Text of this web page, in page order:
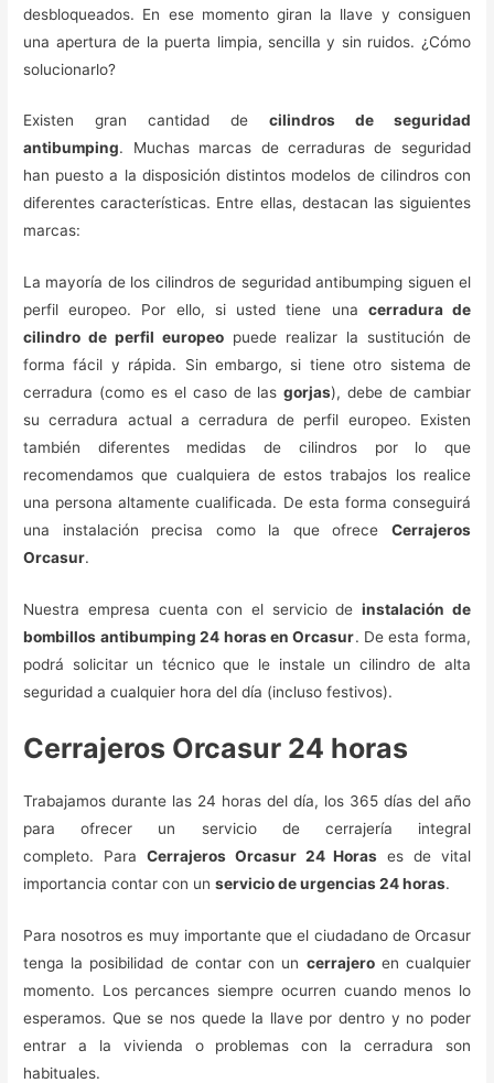
desbloqueados. En ese momento giran la llave y consiguen
una apertura de la puerta limpia, sencilla y sin ruidos. ¿Cómo
solucionarlo?
Existen gran cantidad de cilindros de seguridad
antibumping. Muchas marcas de cerraduras de seguridad
han puesto a la disposición distintos modelos de cilindros con
diferentes características. Entre ellas, destacan las siguientes
marcas:
La mayoría de los cilindros de seguridad antibumping siguen el
perfil europeo. Por ello, si usted tiene una cerradura de
cilindro de perfil europeo puede realizar la sustitución de
forma fácil y rápida. Sin embargo, si tiene otro sistema de
cerradura (como es el caso de lasgorjas), debe de cambiar
su cerradura actual a cerradura de perfil europeo. Existen
también diferentes medidas de cilindros por lo que
recomendamos que cualquiera de estos trabajos los realice
una persona altamente cualificada. De esta forma conseguirá
una instalación precisa como la que ofrece Cerrajeros
Orcasur.
Nuestra empresa cuenta con el servicio deinstalación de
bombillos antibumping 24 horas en Orcasur. De esta forma,
podrá solicitar un técnico que le instale un cilindro de alta
seguridad a cualquier hora del día (incluso festivos).
Cerrajeros Orcasur 24 horas
Trabajamos durante las 24 horas del día, los 365 días del año
para ofrecer un servicio de cerrajería integral
completo. Para Cerrajeros Orcasur 24 Horas es de vital
importancia contar con unservicio de urgencias 24 horas.
Para nosotros es muy importante que el ciudadano de Orcasur
tenga la posibilidad de contar con un cerrajeroen cualquier
momento. Los percances siempre ocurren cuando menos lo
esperamos. Que se nos quede la llave por dentro y no poder
entrar a la vivienda o problemas con la cerradura son
habituales.